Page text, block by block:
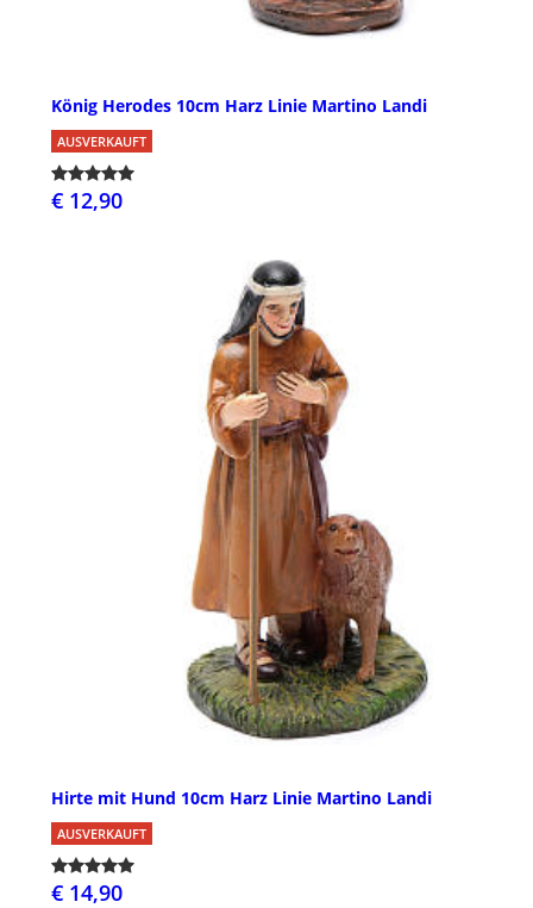
König Herodes 10cm Harz Linie Martino Landi
AUSVERKAUFT
€ 12,90
Hirte mit Hund 10cm Harz Linie Martino Landi
AUSVERKAUFT
€ 14,90